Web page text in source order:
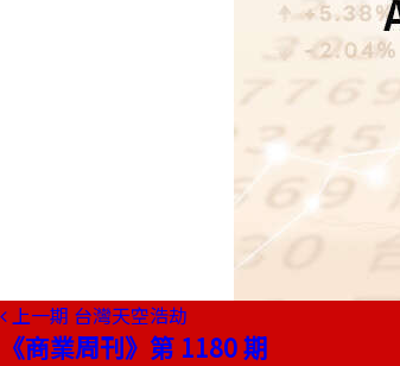
上一期 台灣天空浩劫
《商業周刊》第 1180 期